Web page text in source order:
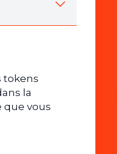
tokens
la
que vous